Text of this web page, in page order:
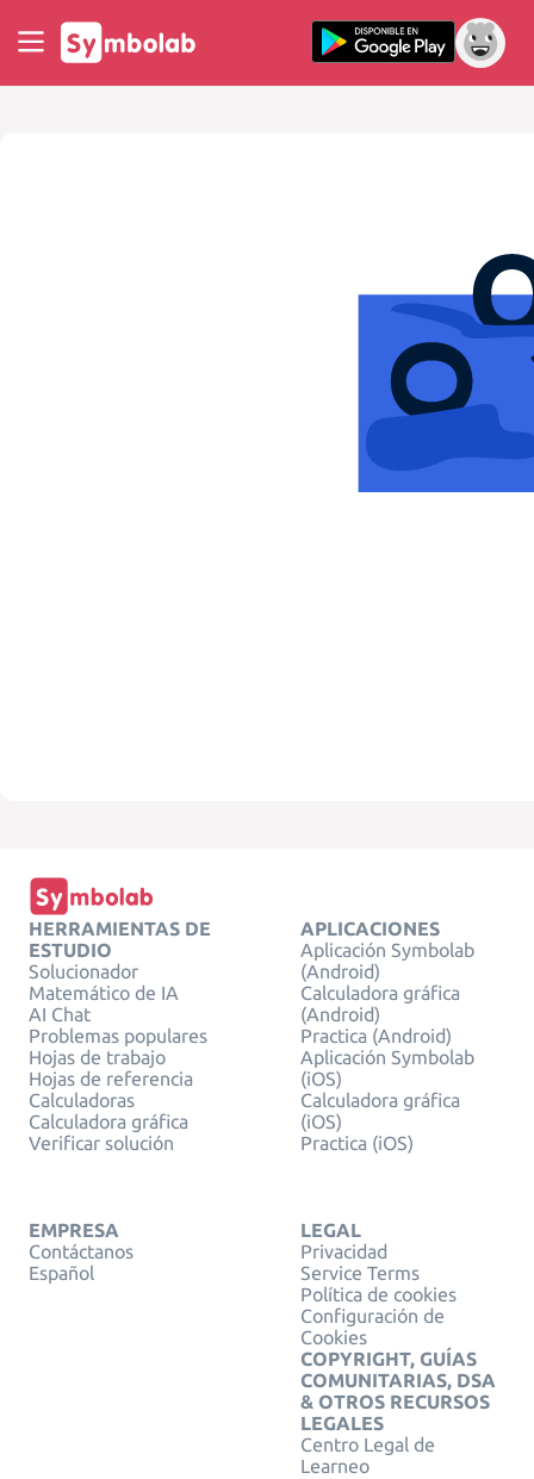
HERRAMIENTAS DE
ESTUDIO
Solucionador
Matemático de IA
AI Chat
Problemas populares
Hojas de trabajo
Hojas de referencia
Calculadoras
Calculadora gráfica
Verificar solución
APLICACIONES
Aplicación Symbolab
(Android)
Calculadora gráfica
(Android)
Practica (Android)
Aplicación Symbolab
(iOS)
Calculadora gráfica
(iOS)
Practica (iOS)
EMPRESA
Contáctanos
Español
LEGAL
Privacidad
Service Terms
Política de cookies
Configuración de
Cookies
COPYRIGHT, GUÍAS
COMUNITARIAS, DSA
& OTROS RECURSOS
LEGALES
Centro Legal de
Learneo